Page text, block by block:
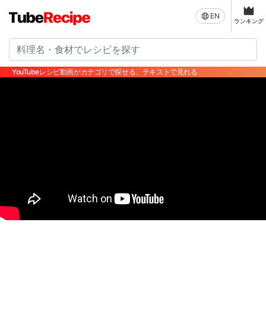
EN
ランキング
YouTubeレシピ動画がカテゴリで探せる、テキストで見れる